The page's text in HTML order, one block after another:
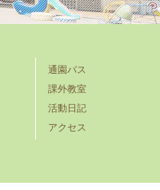
通園バス
課外教室
活動日記
アクセス